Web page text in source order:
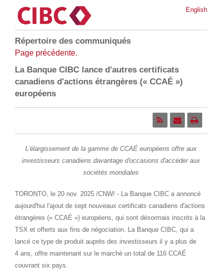
English
Répertoire des communiqués
Page précédente.
La Banque CIBC lance d'autres certificats
canadiens d'actions étrangères (« CCAÉ »)
européens
L'élargissement de la gamme de CCAÉ européens offre aux
investisseurs canadiens davantage d'occasions d'accéder aux
sociétés mondiales
TORONTO, le20 nov. 2025 /CNW/ - La Banque CIBC a annoncé
aujourd'hui l'ajout de sept nouveaux certificats canadiens d'actions
étrangères (« CCAÉ ») européens, qui sont désormais inscrits à la
TSX et offerts aux fins de négociation. La Banque CIBC, qui a
lancé ce type de produit auprès des investisseurs il y a plus de
4 ans, offre maintenant sur le marché un total de 116 CCAÉ
couvrant six pays.